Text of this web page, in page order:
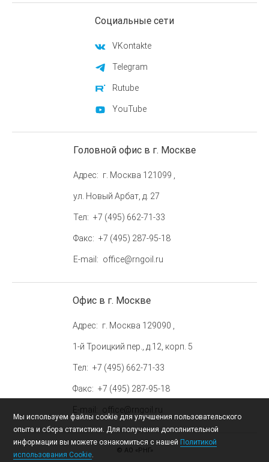
Социальные сети
VKontakte
Telegram
Rutube
YouTube
Головной офис в г. Москве
Адрес
г. Москва 121099 ,
ул. Новый Арбат, д. 27
Тел
+7 (495) 662-71-33
Факс
+7 (495) 287-95-18
E-mail
office@rngoil.ru
Офис в г. Москве
Адрес
г. Москва 129090 ,
1-й Троицкий пер., д.12, корп. 5
Тел
+7 (495) 662-71-33
Факс
+7 (495) 287-95-18
E-mail
office@rngoil.ru
© АО «РНГ»
Мы используем файлы cookie для улучшения пользовательского
опыта и сбора статистики. Для получения дополнительной
информации вы можете ознакомиться с нашей Политикой
использования Cookie.